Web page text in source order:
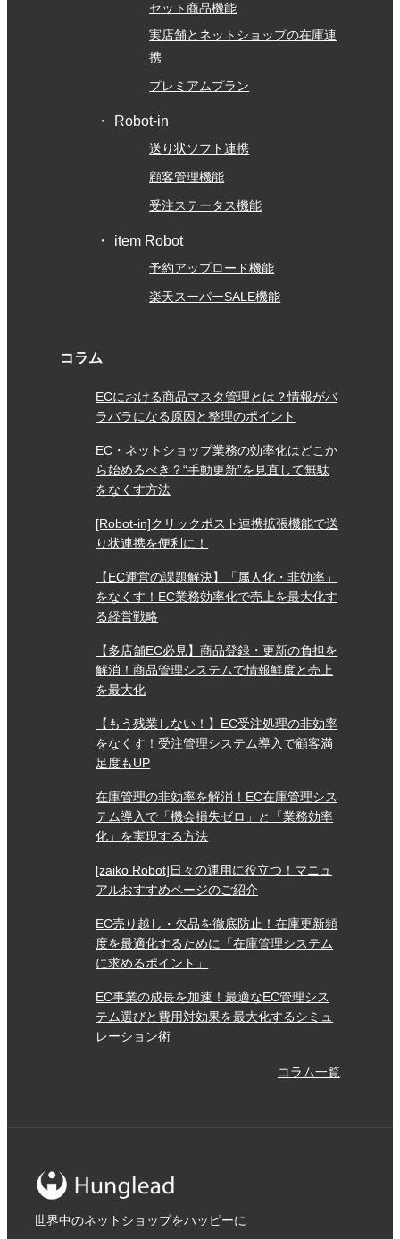
セット商品機能
実店舗とネットショップの在庫連
携
プレミアムプラン
Robot-in
送り状ソフト連携
顧客管理機能
受注ステータス機能
item Robot
予約アップロード機能
楽天スーパーSALE機能
コラム
ECにおける商品マスタ管理とは？情報がバ
ラバラになる原因と整理のポイント
EC・ネットショップ業務の効率化はどこか
ら始めるべき？“手動更新”を見直して無駄
をなくす方法
[Robot-in]クリックポスト連携拡張機能で送
り状連携を便利に！
【EC運営の課題解決】「属人化・非効率」
をなくす！EC業務効率化で売上を最大化す
る経営戦略
【多店舗EC必見】商品登録・更新の負担を
解消！商品管理システムで情報鮮度と売上
を最大化
【もう残業しない！】EC受注処理の非効率
をなくす！受注管理システム導入で顧客満
足度もUP
在庫管理の非効率を解消！EC在庫管理シス
テム導入で「機会損失ゼロ」と「業務効率
化」を実現する方法
[zaiko Robot]日々の運用に役立つ！マニュ
アルおすすめページのご紹介
EC売り越し・欠品を徹底防止！在庫更新頻
度を最適化するために「在庫管理システム
に求めるポイント」
EC事業の成長を加速！最適なEC管理シス
テム選びと費用対効果を最大化するシミュ
レーション術
コラム一覧
世界中のネットショップをハッピーに